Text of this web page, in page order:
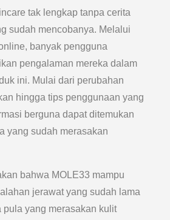
tak lengkap tanpa cerita
sudah mencobanya. Melalui
banyak pengguna
pengalaman mereka dalam
ini. Mulai dari perubahan
hingga tips penggunaan yang
berguna dapat ditemukan
yang sudah merasakan
bahwa MOLE33 mampu
jerawat yang sudah lama
pula yang merasakan kulit